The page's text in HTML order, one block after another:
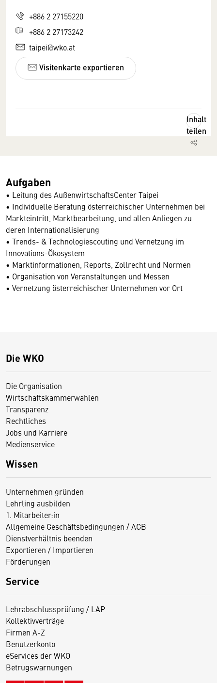
+886 2 27155220
+886 2 27173242
taipei@wko.at
Visitenkarte exportieren
Inhalt
teilen
Aufgaben
• Leitung des AußenwirtschaftsCenter Taipei
• Individuelle Beratung österreichischer Unternehmen bei
Markteintritt, Marktbearbeitung, und allen Anliegen zu
deren Internationalisierung
• Trends- & Technologiescouting und Vernetzung im
Innovations-Ökosystem
• Marktinformationen, Reports, Zollrecht und Normen
• Organisation von Veranstaltungen und Messen
• Vernetzung österreichischer Unternehmen vor Ort
Die WKO
Die Organisation
Wirtschaftskammerwahlen
Transparenz
Rechtliches
Jobs und Karriere
Medienservice
Wissen
Unternehmen gründen
Lehrling ausbilden
1. Mitarbeiter:in
Allgemeine Geschäftsbedingungen / AGB
Dienstverhältnis beenden
Exportieren / Importieren
Förderungen
Service
Lehrabschlussprüfung / LAP
Kollektivverträge
Firmen A-Z
Benutzerkonto
eServices der WKO
Betrugswarnungen